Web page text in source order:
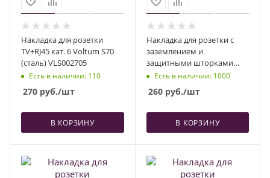
Накладка для розетки
TV+RJ45 кат. 6 Voltum S70
(сталь) VLS002705
Есть в наличии: 110
270 руб./шт
В КОРЗИНУ
Накладка для розетки с
заземлением и
защитными шторками
Voltum S70 (кашемир)
VLS000703
Есть в наличии: 1000
260руб./шт
В КОРЗИНУ